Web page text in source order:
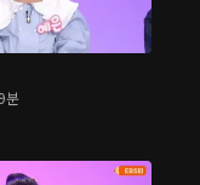
분